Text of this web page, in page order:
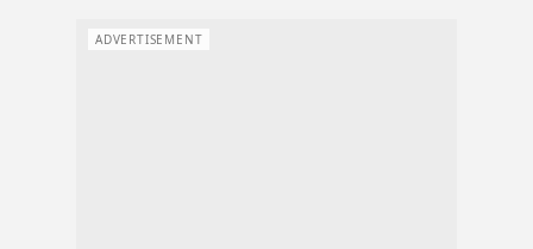
ADVERTISEMENT